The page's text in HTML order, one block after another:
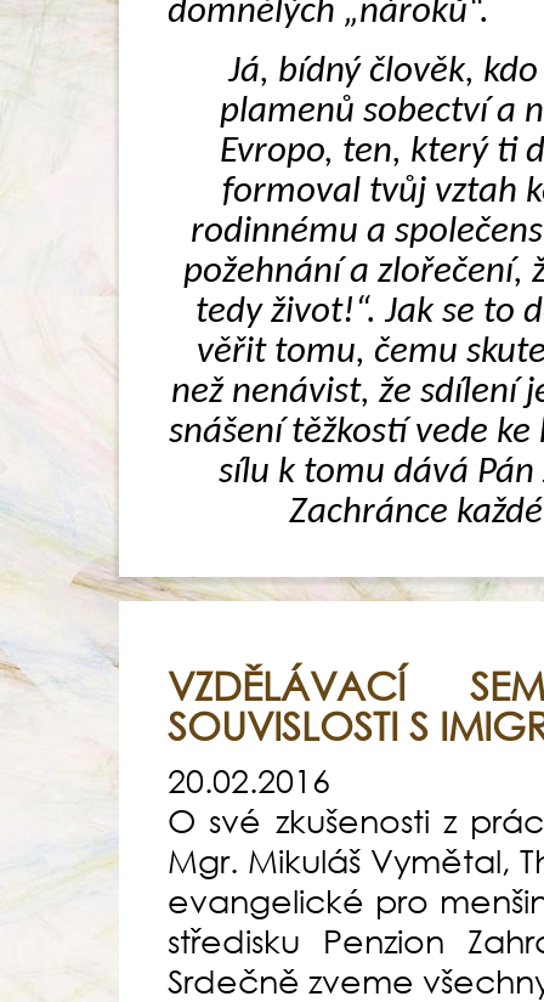
domnělých „nároků“.
Já, bídný člověk,
plamenů sobectví a
Evropo, ten, který ti
formoval tvůj vztah
rodinnému a
požehnání a zlořečení,
tedy život!“. Jak se to
věřit tomu, čemu
než nenávist, že sdílení
snášení těžkostí vede
sílu k tomu dává Pán
Zachránce
VZDĚLÁVACÍ
SOUVISLOSTI S
20.02.2016
O své zkušenosti z
Mgr. Mikuláš Vymětal,
evangelické pro
středisku Penzion
Srdečně zveme